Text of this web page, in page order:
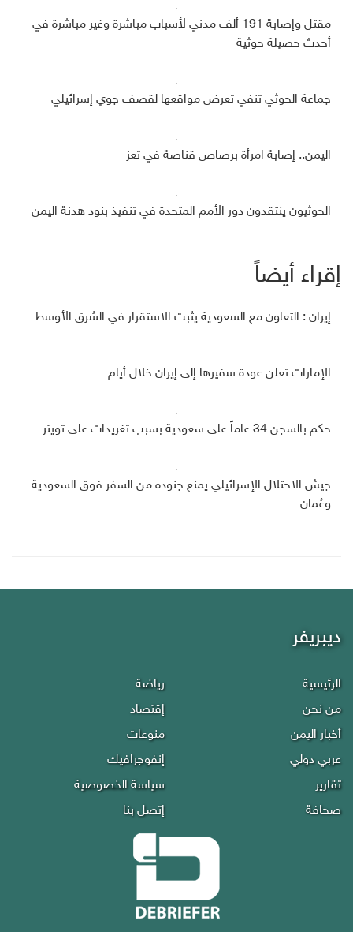
مقتل وإصابة 191 ألف مدني لأسباب مباشرة وغير مباشرة في
أحدث حصيلة حوثية
جماعة الحوثي تنفي تعرض مواقعها لقصف جوي إسرائيلي
اليمن.. إصابة امرأة برصاص قناصة في تعز
الحوثيون ينتقدون دور الأمم المتحدة في تنفيذ بنود هدنة اليمن
إقراء أيضاً
إيران : التعاون مع السعودية يثبت الاستقرار في الشرق الأوسط
الإمارات تعلن عودة سفيرها إلى إيران خلال أيام
حكم بالسجن 34 عاماً على سعودية بسبب تغريدات على تويتر
جيش الاحتلال الإسرائيلي يمنع جنوده من السفر فوق السعودية
وعُمان
ديبريفر
الرئيسية
من نحن
أخبار اليمن
عربي دولي
تقارير
صحافة
رياضة
إقتصاد
منوعات
إنفوجرافيك
سياسة الخصوصية
إتصل بنا